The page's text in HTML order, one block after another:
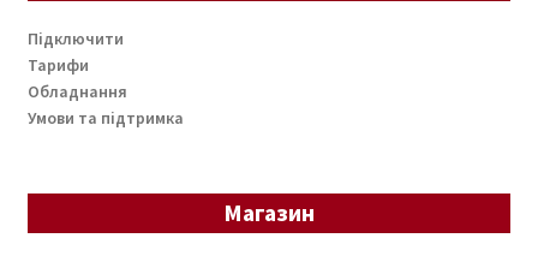
Підключити
Тарифи
Обладнання
Умови та підтримка
Магазин